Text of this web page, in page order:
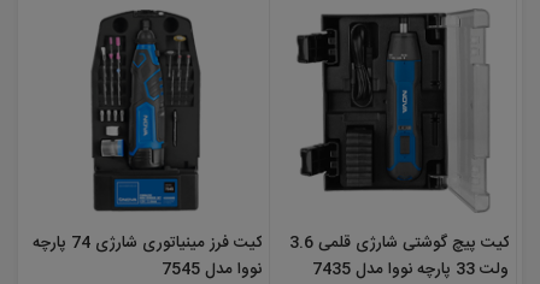
کیت پیچ گوشتی شارژی قلمی 3.6
ولت 33 پارچه نووا مدل 7435
کیت فرز مینیاتوری شارژی 74 پارچه
نووا مدل 7545